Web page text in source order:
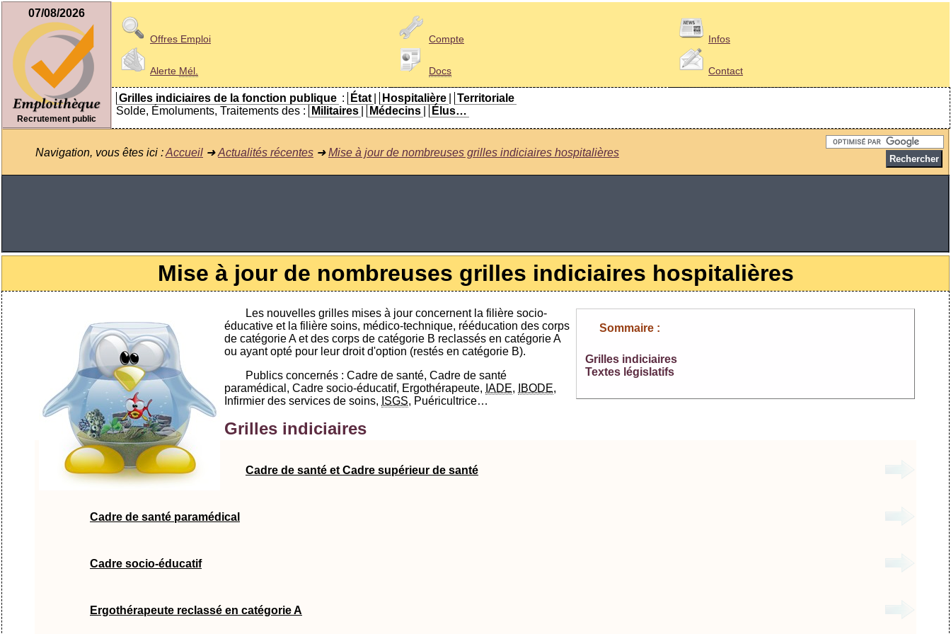
07/08/2026
Recrutement public
Offres Emploi
Alerte Mél.
Compte
Docs
Infos
Contact
Grilles indiciaires de la fonction publique : État Hospitalière
Territoriale
Solde, Émoluments, Traitements des :
Militaires Médecins Élus…
Navigation, vous êtes ici :Accueil ➜Actualités récentes ➜Mise à jour de nombreuses grilles indiciaires hospitalières
Mise à jour de nombreuses grilles indiciaires hospitalières
Sommaire :
Grilles indiciaires
Textes législatifs
Les nouvelles grilles mises à jour concernent la filière socio-
éducative et la filière soins, médico-technique, rééducation des corps
de catégorie A et des corps de catégorie B reclassés en catégorie A
ou ayant opté pour leur droit d'option (restés en catégorie B).
Publics concernés : Cadre de santé, Cadre de santé
paramédical, Cadre socio-éducatif, Ergothérapeute, IADE, IBODE,
Infirmier des services de soins, ISGS, Puéricultrice…
Grilles indiciaires
Cadre de santé et Cadre supérieur de santé
Cadre de santé paramédical
Cadre socio-éducatif
Ergothérapeute reclassé en catégorie A